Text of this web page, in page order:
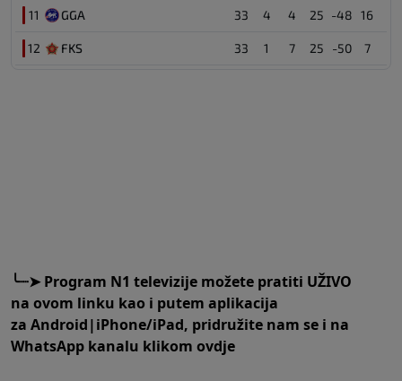
11 GGA 33 4 4 25 -48 16
12 FKS 33 1 7 25 -50 7
╰┈➤Program N1 televizije možete pratiti UŽIVO
na ovom linku kao i putem aplikacija
za Android|iPhone/iPad, pridružite nam se i na
WhatsApp kanalu klikom ovdje